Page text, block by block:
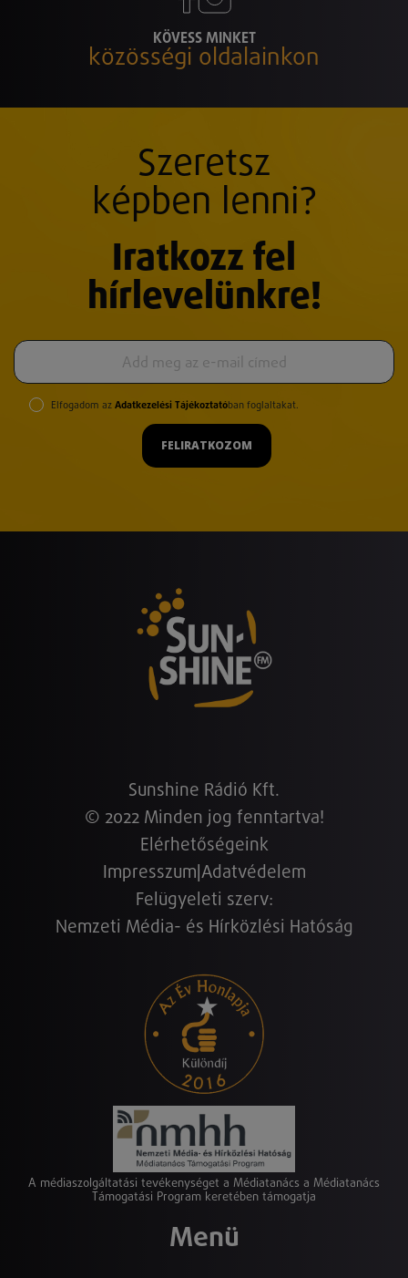
KÖVESS MINKET
közösségi oldalainkon
Szeretsz
képben lenni?
Iratkozz fel
hírlevelünkre!
Elfogadom az Adatkezelési Tájékoztatóban foglaltakat.
FELIRATKOZOM
Sunshine Rádió Kft.
© 2022 Minden jog fenntartva!
Elérhetőségeink
Impresszum Adatvédelem
Felügyeleti szerv:
Nemzeti Média- és Hírközlési Hatóság
A médiaszolgáltatási tevékenységet a Médiatanács a Médiatanács
Támogatási Program keretében támogatja
Menü